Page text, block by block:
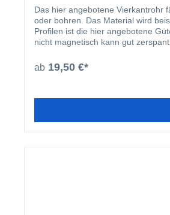
Das hier angebotene Vierkantrohr
oder bohren. Das Material wird beispielsweise in den folgenden Bereichen
Profilen ist die hier angebotene Güte EN
nicht magnetisch kann gut
ab 19,50 €*